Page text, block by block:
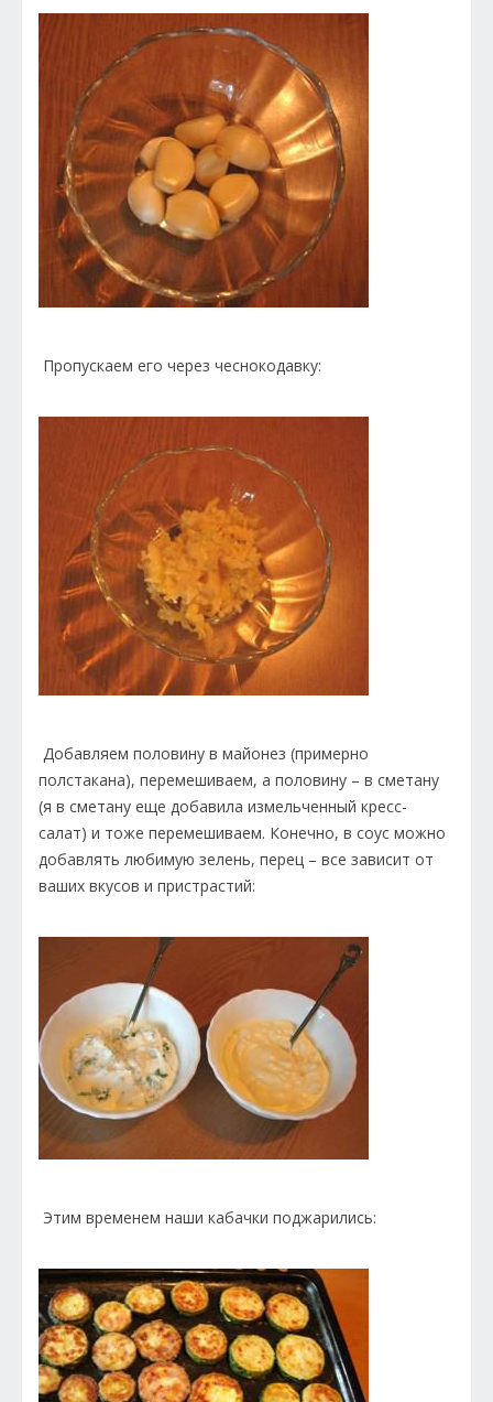
Пропускаем его через чеснокодавку:
Добавляем половину в майонез (примерно
полстакана), перемешиваем, а половину – в сметану
(я в сметану еще добавила измельченный кресс-
салат) и тоже перемешиваем. Конечно, в соус можно
добавлять любимую зелень, перец – все зависит от
ваших вкусов и пристрастий:
Этим временем наши кабачки поджарились: